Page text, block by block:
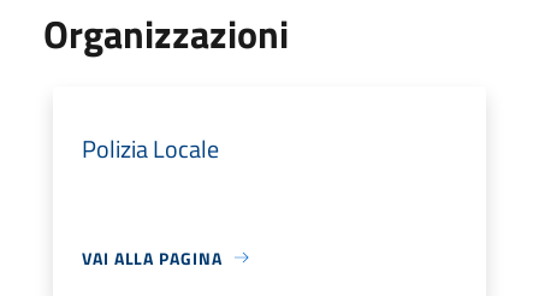
Organizzazioni
Polizia Locale
VAI ALLA PAGINA